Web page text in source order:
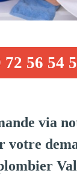
56 54
via
votre